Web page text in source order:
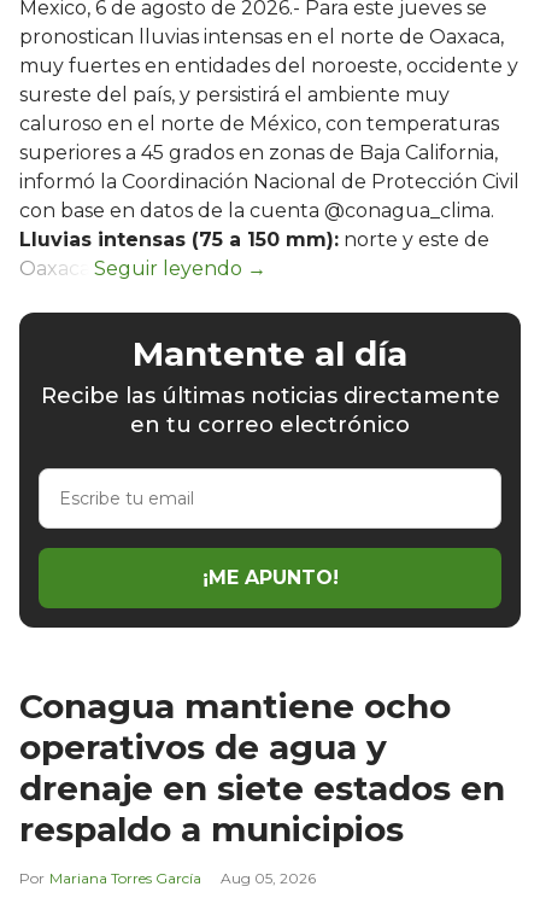
Mexico, 6 de agosto de 2026.- Para este jueves se
pronostican lluvias intensas en el norte de Oaxaca,
muy fuertes en entidades del noroeste, occidente y
sureste del país, y persistirá el ambiente muy
caluroso en el norte de México, con temperaturas
superiores a 45 grados en zonas de Baja California,
informó la Coordinación Nacional de Protección Civil
con base en datos de la cuenta @conagua_clima.
Lluvias intensas (75 a 150 mm): norte y este de
Oaxaca.
Mantente al día
Recibe las últimas noticias directamente
en tu correo electrónico
Escribe
email
¡ME APUNTO!
Conagua mantiene ocho
operativos de agua y
drenaje en siete estados en
respaldo a municipios
Mariana Torres García Aug 05, 2026